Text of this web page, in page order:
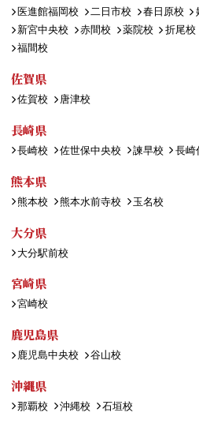
医進館福岡校
二日市校 春日原校
新宮中央校
赤間校 薬院校 折尾校
福間校
佐賀県
佐賀校 唐津校
長崎県
長崎校 佐世保中央校 諫早校 長崎
熊本県
熊本校 熊本水前寺校 玉名校
大分県
大分駅前校
宮崎県
宮崎校
鹿児島県
鹿児島中央校 谷山校
沖縄県
那覇校 沖縄校 石垣校